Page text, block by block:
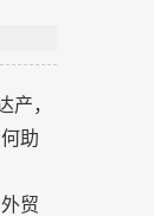
产，
助
贸